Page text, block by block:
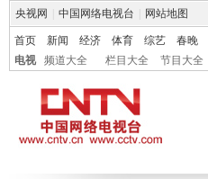
央视网 中国网络电视台 网站地图
首页 新闻 经济 体育 综艺 春晚
电视
频道大全 栏目大全 节目大全